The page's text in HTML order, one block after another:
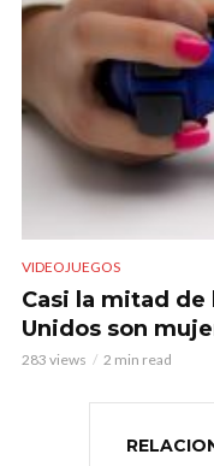
VIDEOJUEGOS
Casi la mitad de
Unidos son
283 views 2 min read